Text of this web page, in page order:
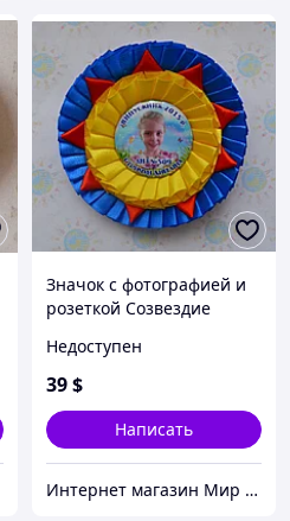
Значок с фотографией и
розеткой Созвездие
Недоступен
39$
Написать
Интернет магазин Мир стендов. Товары из Украины